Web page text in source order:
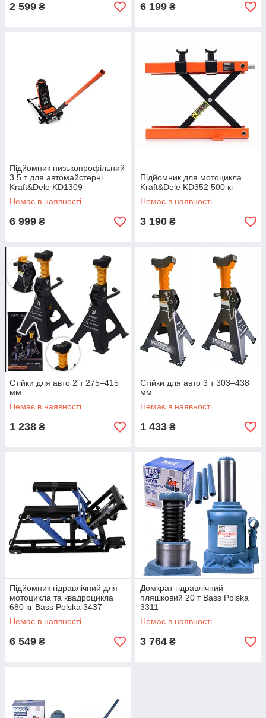
2 599 ₴ 6 199 ₴
Підйомник низькопрофільний
3.5 т для автомайстерні
Kraft&Dele KD1309
Немає в наявності
6 999 ₴
Підйомник для мотоцикла
Kraft&Dele KD352 500 кг
Немає в наявності
3 190 ₴
Стійки для авто 2 т 275–415
мм
Немає в наявності
1 238 ₴
Стійки для авто 3 т 303–438
мм
Немає в наявності
1 433 ₴
Підйомник гідравлічний для
мотоцикла та квадроцикла
680 кг Bass Polska 3437
Немає в наявності
6 549 ₴
Домкрат гідравлічний
пляшковий 20 т Bass Polska
3311
Немає в наявності
3 764 ₴